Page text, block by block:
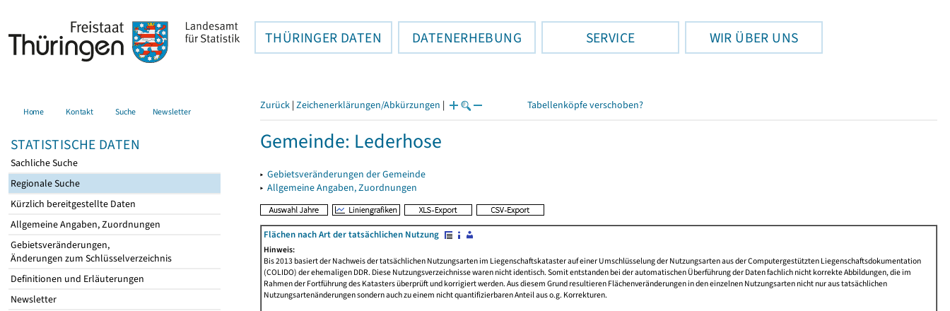
THÜRINGER DATEN DATENERHEBUNG SERVICE WIR ÜBER UNS
Home Kontakt Suche Newsletter
STATISTISCHE DATEN
Sachliche Suche
Regionale Suche
Kürzlich bereitgestellte Daten
Allgemeine Angaben, Zuordnungen
Gebietsveränderungen,
Änderungen zum Schlüsselverzeichnis
Definitionen und Erläuterungen
Newsletter
Zurück | Zeichenerklärungen/Abkürzungen | Tabellenköpfe verschoben?
Gemeinde: Lederhose
▸ Gebietsveränderungen der Gemeinde
▸ Allgemeine Angaben, Zuordnungen
Flächen nach Art der tatsächlichen Nutzung
Hinweis:
Bis 2013 basiert der Nachweis der tatsächlichen Nutzungsarten im Liegenschaftskataster auf einer Umschlüsselung der Nutzungsarten aus der Computergestützten Liegenschaftsdokumentation
(COLIDO) der ehemaligen DDR. Diese Nutzungsverzeichnisse waren nicht identisch. Somit entstanden bei der automatischen Überführung der Daten fachlich nicht korrekte Abbildungen, die im
Rahmen der Fortführung des Katasters überprüft und korrigiert werden. Aus diesem Grund resultieren Flächenveränderungen in den einzelnen Nutzungsarten nicht nur aus tatsächlichen
Nutzungsartenänderungen sondern auch zu einem nicht quantifizierbaren Anteil aus o.g. Korrekturen.